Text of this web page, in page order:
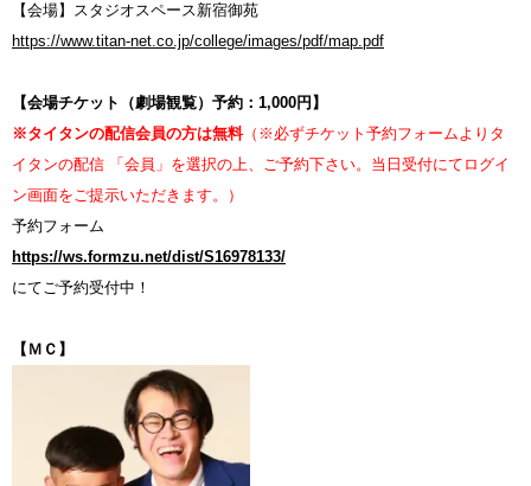
【会場】スタジオスペース新宿御苑
https://www.titan-net.co.jp/college/images/pdf/map.pdf
【会場チケット（劇場観覧）予約：1,000円】
※タイタンの配信会員の方は無料（※必ずチケット予約フォームよりタ
イタンの配信 「会員」を選択の上、ご予約下さい。当日受付にてログイ
ン画面をご提示いただきます。）
予約フォーム
https://ws.formzu.net/dist/S16978133/
にてご予約受付中！
【ＭＣ】